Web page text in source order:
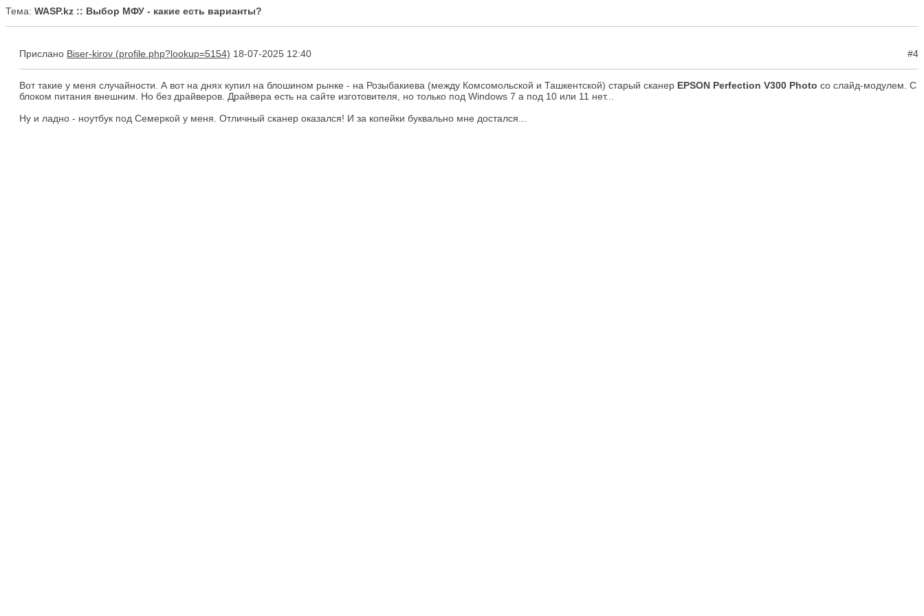
Тема: WASP.kz :: Выбор МФУ - какие есть варианты?
Прислано Biser-kirov 18-07-2025 12:40 #4
Вот такие у меня случайности. А вот на днях купил на блошином рынке - на Розыбакиева (между Комсомольской и Ташкентской) старый сканер EPSON Perfection V300 Photo со слайд-модулем. С
блоком питания внешним. Но без драйверов. Драйвера есть на сайте изготовителя, но только под Windows 7 а под 10 или 11 нет...
Ну и ладно - ноутбук под Семеркой у меня. Отличный сканер оказался! И за копейки буквально мне достался...